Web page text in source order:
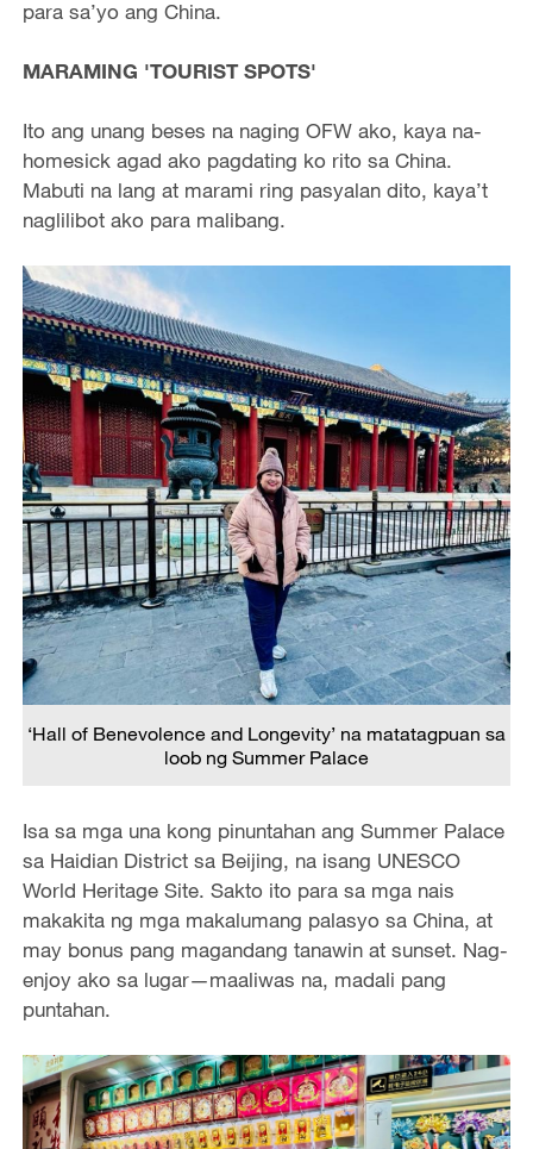
para sa’yo ang China.
MARAMING 'TOURIST SPOTS'
Ito ang unang beses na naging OFW ako, kaya na-
homesick agad ako pagdating ko rito sa China.
Mabuti na lang at marami ring pasyalan dito, kaya’t
naglilibot ako para malibang.
‘Hall of Benevolence and Longevity’ na matatagpuan sa
loob ng Summer Palace
Isa sa mga una kong pinuntahan ang Summer Palace
sa Haidian District sa Beijing, na isang UNESCO
World Heritage Site. Sakto ito para sa mga nais
makakita ng mga makalumang palasyo sa China, at
may bonus pang magandang tanawin at sunset. Nag-
enjoy ako sa lugar—maaliwas na, madali pang
puntahan.